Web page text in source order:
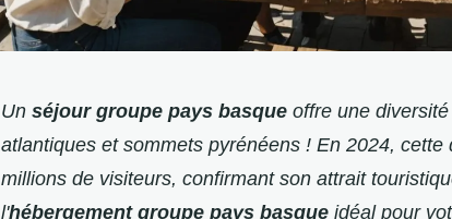
Un séjour groupe pays basque offre une
atlantiques et sommets pyrénéens ! En 2024,
millions de visiteurs, confirmant son attrait
l'hébergement groupe pays basque idéal pour